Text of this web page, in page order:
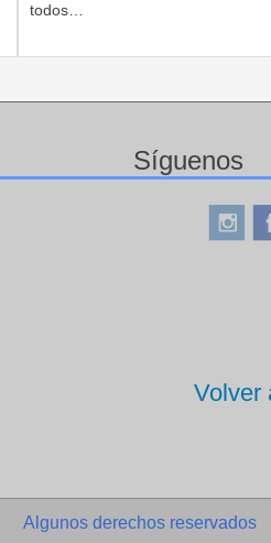
todos…
Síguenos
Volver
Algunos derechos reservados